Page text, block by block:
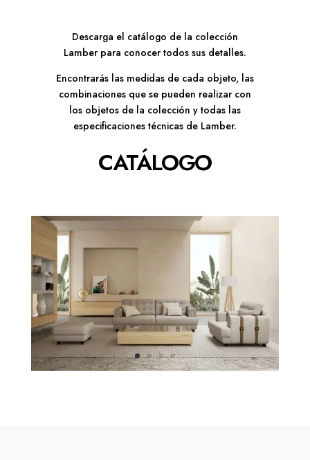
Descarga el catálogo de la colección
Lamber para conocer todos sus detalles.
Encontrarás las medidas de cada objeto, las
combinaciones que se pueden realizar con
los objetos de la colección y todas las
especificaciones técnicas de Lamber.
CATÁLOGO